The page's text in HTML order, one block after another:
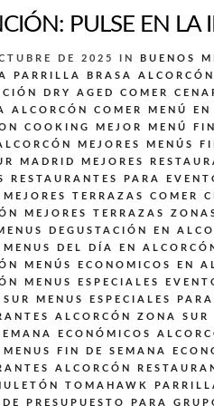
PULSE EN
DE 2025 IN BUENOS
PARRILLA BRASA ALCORCÓN
DRY AGED
COMER
ALCORCÓN
COMER MENÚ
COOKING MEJOR MENÚ
MEJORES MENÚS
MADRID
MEJORES
RESTAURANTES PARA
MEJORES TERRAZAS COMER
MEJORES TERRAZAS
DEGUSTACIÓN EN
MENUS DEL DÍA EN
MENÚS ECONOMICOS EN
MENUS ESPECIALES
MENUS ESPECIALES
ALCORCÓN ZONA SUR
ECONÓMICOS
MENUS FIN DE SEMANA
ALCORCÓN
TOMAHAWK
PRESUPUESTO PARA